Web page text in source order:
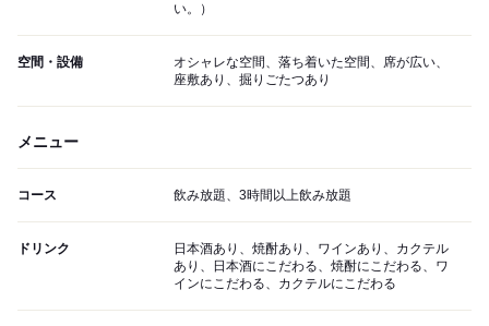
い。）
空間・設備
オシャレな空間、落ち着いた空間、席が広い、
座敷あり、掘りごたつあり
メニュー
コース 飲み放題、3時間以上飲み放題
ドリンク
日本酒あり、焼酎あり、ワインあり、カクテル
あり、日本酒にこだわる、焼酎にこだわる、ワ
インにこだわる、カクテルにこだわる